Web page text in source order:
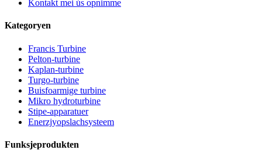
Kontakt mei ús opnimme
Kategoryen
Francis Turbine
Pelton-turbine
Kaplan-turbine
Turgo-turbine
Buisfoarmige turbine
Mikro hydroturbine
Stipe-apparatuer
Enerzjyopslachsysteem
Funksjeprodukten